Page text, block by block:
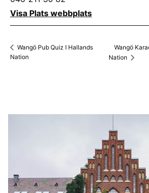
Visa Plats webbplats
Wangö Pub Quiz I Hallands
Nation
Wangö
Nation